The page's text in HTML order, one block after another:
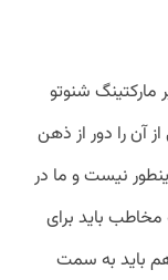
شنوتو
آن را دور از ذهن
نیست و ما در
باید برای
باید به سمت